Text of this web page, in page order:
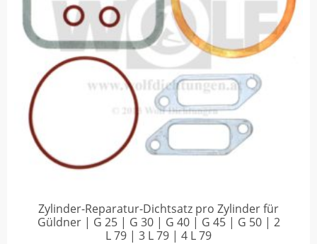
Zylinder-Reparatur-Dichtsatz pro Zylinder für
Güldner | G 25 | G 30 | G 40 | G 45 | G 50 | 2
L 79 | 3 L 79 | 4 L 79